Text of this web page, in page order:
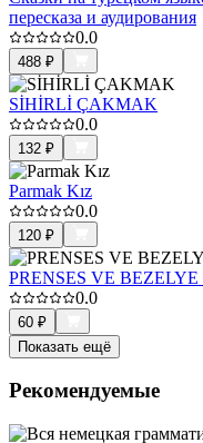
пересказа и аудирования
0.0
488 ₽
SİHİRLİ ÇAKMAK
0.0
132 ₽
Parmak Kız
0.0
120 ₽
PRENSES VE
0.0
60 ₽
Показать ещё
Рекомендуемые